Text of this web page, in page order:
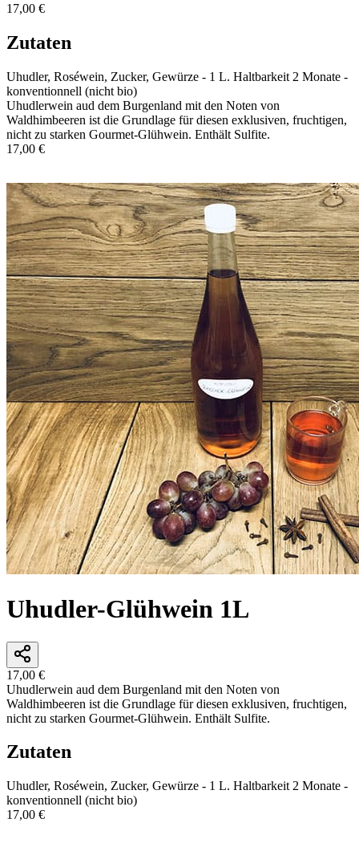
17,00 €
Zutaten
Uhudler, Roséwein, Zucker, Gewürze - 1 L. Haltbarkeit 2 Monate -
konventionnell (nicht bio)
Uhudlerwein aud dem Burgenland mit den Noten von
Waldhimbeeren ist die Grundlage für diesen exklusiven, fruchtigen,
nicht zu starken Gourmet-Glühwein. Enthält Sulfite.
17,00 €
Uhudler-Glühwein 1L
17,00 €
Uhudlerwein aud dem Burgenland mit den Noten von
Waldhimbeeren ist die Grundlage für diesen exklusiven, fruchtigen,
nicht zu starken Gourmet-Glühwein. Enthält Sulfite.
Zutaten
Uhudler, Roséwein, Zucker, Gewürze - 1 L. Haltbarkeit 2 Monate -
konventionnell (nicht bio)
17,00 €